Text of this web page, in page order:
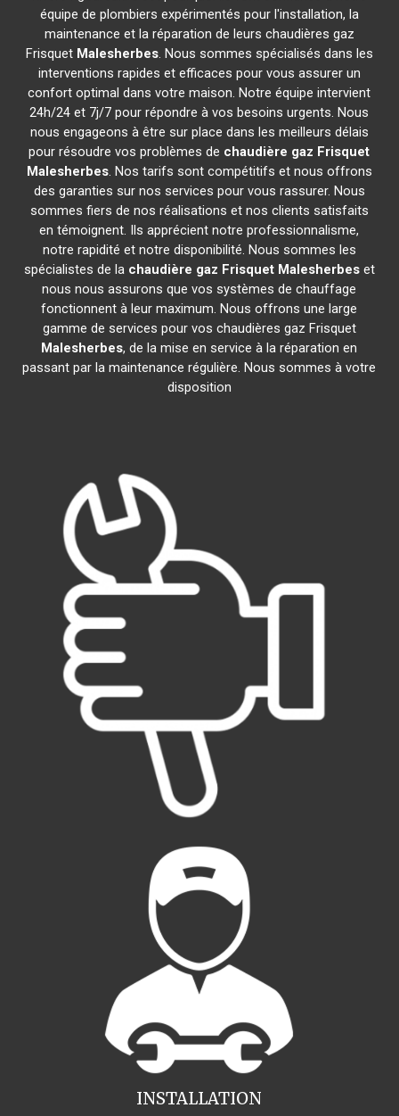
équipe de plombiers expérimentés pour l'installation, la
maintenance et la réparation de leurs chaudières gaz
Frisquet Malesherbes. Nous sommes spécialisés dans les
interventions rapides et efficaces pour vous assurer un
confort optimal dans votre maison. Notre équipe intervient
24h/24 et 7j/7 pour répondre à vos besoins urgents. Nous
nous engageons à être sur place dans les meilleurs délais
pour résoudre vos problèmes de chaudière gaz Frisquet
Malesherbes. Nos tarifs sont compétitifs et nous offrons
des garanties sur nos services pour vous rassurer. Nous
sommes fiers de nos réalisations et nos clients satisfaits
en témoignent. Ils apprécient notre professionnalisme,
notre rapidité et notre disponibilité. Nous sommes les
spécialistes de la chaudière gaz Frisquet Malesherbeset
nous nous assurons que vos systèmes de chauffage
fonctionnent à leur maximum. Nous offrons une large
gamme de services pour vos chaudières gaz Frisquet
Malesherbes, de la mise en service à la réparation en
passant par la maintenance régulière. Nous sommes à votre
disposition
INSTALLATION